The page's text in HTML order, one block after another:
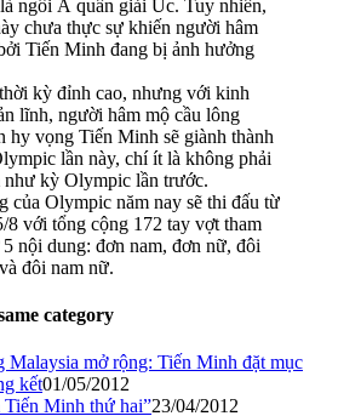
ngôi Á quân giải Úc. Tuy nhiên,
chưa thực sự khiến người hâm
Tiến Minh đang bị ảnh hưởng
kỳ đỉnh cao, nhưng với kinh
lĩnh, người hâm mộ cầu lông
hy vọng Tiến Minh sẽ giành thành
lần này, chí ít là không phải
như kỳ Olympic lần trước.
của Olympic năm nay sẽ thi đấu từ
8 với tổng cộng 172 tay vợt tham
nội dung: đơn nam, đơn nữ, đôi
đôi nam nữ.
category
Malaysia mở rộng: Tiến Minh đặt mục
kết01/05/2012
Tiến Minh thứ hai”23/04/2012